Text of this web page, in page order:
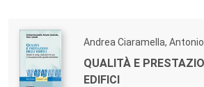
Andrea Ciaramella,
QUALITÀ E
EDIFICI